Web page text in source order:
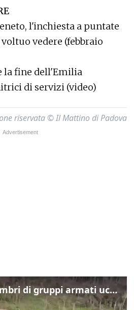
l'inchiesta a puntate
vedere (febbraio
la fine dell'Emilia
di servizi (video)
riservata © Il Mattino di Padova
Colombia, sei membri di gruppi armati uccisi nelle operazioni del governo